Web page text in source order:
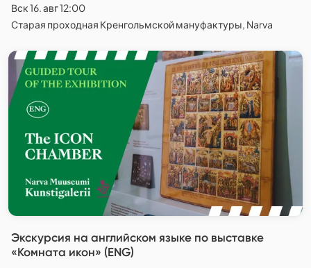
Вск 16. авг 12:00
Старая проходная Кренгольмской мануфактуры, Narva
Экскурсия на английском языке по выставке
«Комната икон» (ENG)